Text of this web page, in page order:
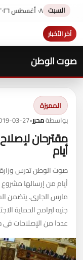
السبت ٠٨ أغسطس ٢٠٢٦
آخر الأخبار
ترسيخ مكانة بورتو مارينا
صوت الوطن
المميزة
بواسطةمحرر•
03-27 11:58
مقترحان
أيام
صوت الوطن تدرس وزارة
جنيه لبرامج الحماية
عددا من الإصلاحات فى